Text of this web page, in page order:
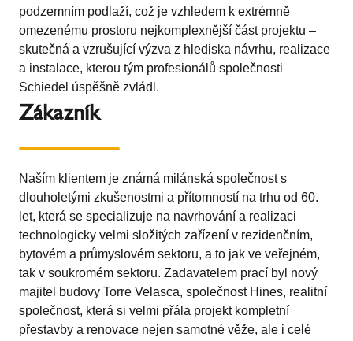
podzemním podlaží, což je vzhledem k extrémně
omezenému prostoru nejkomplexnější část projektu –
skutečná a vzrušující výzva z hlediska návrhu, realizace
a instalace, kterou tým profesionálů společnosti
Schiedel úspěšně zvládl.
Zákazník
Naším klientem je známá milánská společnost s
dlouholetými zkušenostmi a přítomností na trhu od 60.
let, která se specializuje na navrhování a realizaci
technologicky velmi složitých zařízení v rezidenčním,
bytovém a průmyslovém sektoru, a to jak ve veřejném,
tak v soukromém sektoru. Zadavatelem prací byl nový
majitel budovy Torre Velasca, společnost Hines, realitní
společnost, která si velmi přála projekt kompletní
přestavby a renovace nejen samotné věže, ale i celé